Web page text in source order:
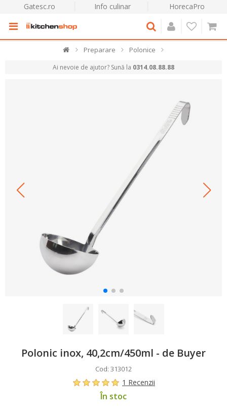
Gatesc.ro Info culinar HorecaPro
Preparare Polonice
Ai nevoie de ajutor? Sună la 0314.08.88.88
Polonic inox, 40,2cm/450ml - de Buyer
Cod: 313012
1 Recenzii
În stoc